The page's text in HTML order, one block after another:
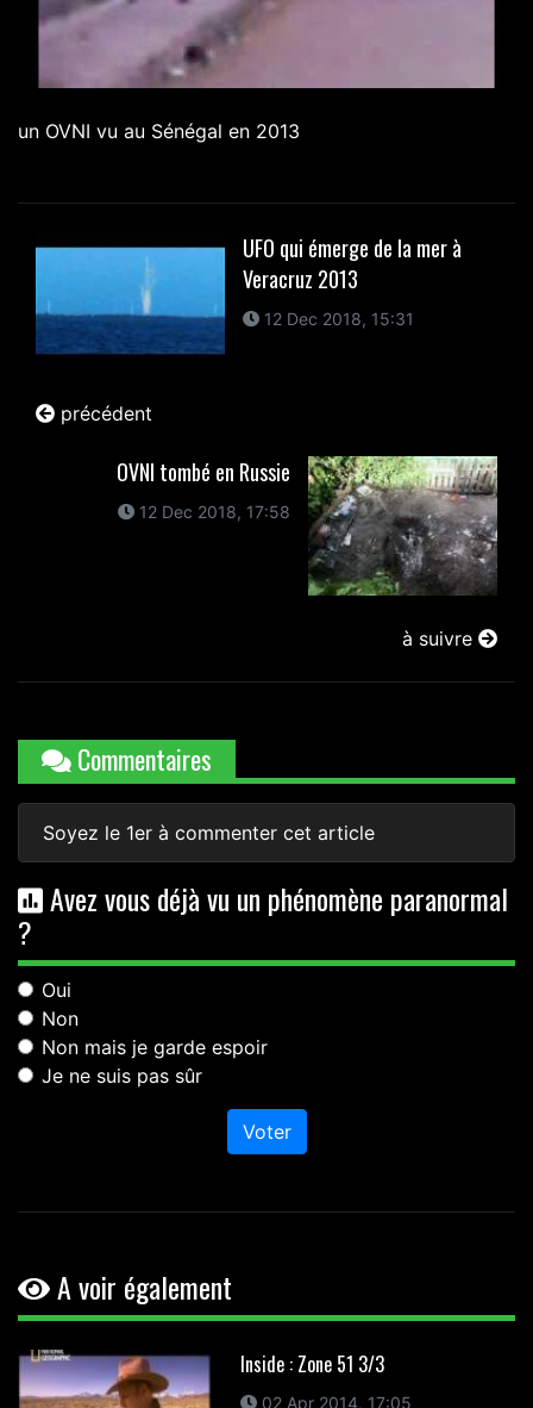
un OVNI vu au Sénégal en 2013
UFO qui émerge de la mer à
Veracruz 2013
12 Dec 2018, 15:31
précédent
OVNI tombé en Russie
12 Dec 2018, 17:58
à suivre
Commentaires
Soyez le 1er à commenter cet article
Avez vous déjà vu un phénomène paranormal
?
Oui
Non
Non mais je garde espoir
Je ne suis pas sûr
Voter
A voir également
Inside : Zone 51 3/3
02 Apr 2014, 17:05